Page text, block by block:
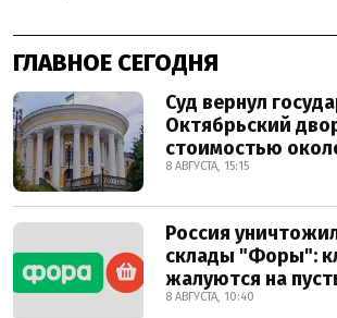
ГЛАВНОЕ СЕГОДНЯ
Суд вернул
Октябрьский
стоимостью
8 АВГУСТА, 15:15
Россия
склады "Форы":
жалуются на
8 АВГУСТА, 10:40